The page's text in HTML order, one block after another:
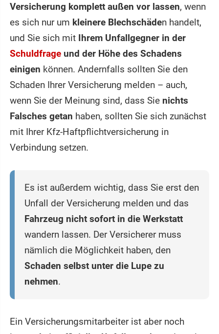
Versicherung komplett außen vor lassen, wenn
es sich nur um kleinere Blechschäden handelt,
und Sie sich mit Ihrem Unfallgegner in der
Schuldfrage und der Höhe des Schadens
einigen können. Andernfalls sollten Sie den
Schaden Ihrer Versicherung melden – auch,
wenn Sie der Meinung sind, dass Sie nichts
Falsches getan haben, sollten Sie sich zunächst
mit Ihrer Kfz-Haftpflichtversicherung in
Verbindung setzen.
Es ist außerdem wichtig, dass Sie erst den
Unfall der Versicherung melden und das
Fahrzeug nicht sofort in die Werkstatt
wandern lassen. Der Versicherer muss
nämlich die Möglichkeit haben, den
Schaden selbst unter die Lupe zu
nehmen.
Ein Versicherungsmitarbeiter ist aber noch